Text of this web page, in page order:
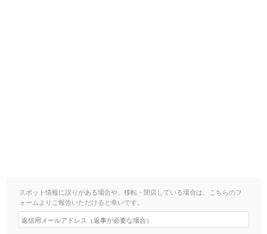
スポット情報に誤りがある場合や、移転・閉店している場合は、こちらのフ
ォームよりご報告いただけると幸いです。